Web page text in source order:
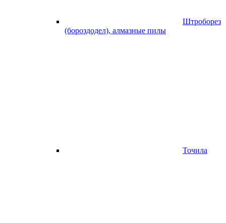
Штроборез
(бороздодел), алмазные пилы
Точила